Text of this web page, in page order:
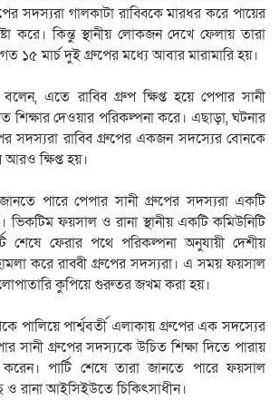
সদস্যরা গালকাটা রাব্বিকে মারধর করে পায়ের
করে। কিন্তু স্থানীয় লোকজন দেখে ফেলায় তারা
১৫ মার্চ দুই গ্রুপের মধ্যে আবার মারামারি হয়।
এতে রাব্বি গ্রুপ ক্ষিপ্ত হয়ে পেপার সানী
শিক্ষার দেওয়ার পরিকল্পনা করে। এছাড়া, ঘটনার
সদস্যরা রাব্বি গ্রুপের একজন সদস্যের বোনকে
আরও ক্ষিপ্ত হয়।
পারে পেপার সানী গ্রুপের সদস্যরা একটি
ভিকটিম ফয়সাল ও রানা স্থানীয় একটি কমিউনিটি
শেষে ফেরার পথে পরিকল্পনা অনুযায়ী দেশীয়
করে রাব্বী গ্রুপের সদস্যরা। এ সময় ফয়সাল
কুপিয়ে গুরুতর জখম করা হয়।
পালিয়ে পার্শ্ববর্তী এলাকায় গ্রুপের এক সদস্যের
সানী গ্রুপের সদস্যকে উচিত শিক্ষা দিতে পারায়
পার্টি শেষে তারা জানতে পারে ফয়সাল
ও রানা আইসিইউতে চিকিৎসাধীন।